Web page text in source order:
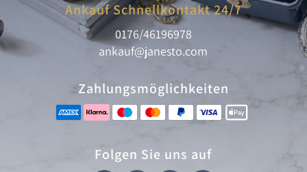
Ankauf Schnellkontakt 24/7
0176/46196978
ankauf@janesto.com
Zahlungsmöglichkeiten
Folgen Sie uns auf